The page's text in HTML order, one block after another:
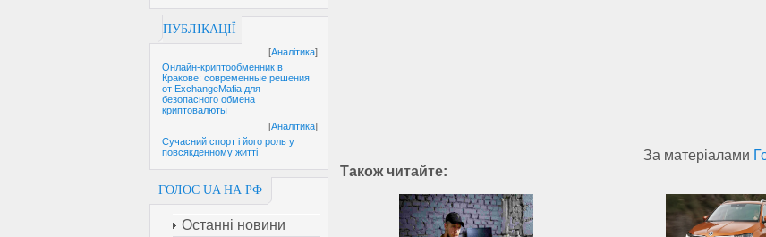
ПУБЛІКАЦІЇ
[Аналітика]
Онлайн-криптообменник в
Кракове: современные решения
от ExchangeMafia для
безопасного обмена
криптовалюты
[Аналітика]
Сучасний спорт і його роль у
повсякденному житті
ГОЛОС UA НА РФ
Останні новини
За матеріалами
Також читайте: